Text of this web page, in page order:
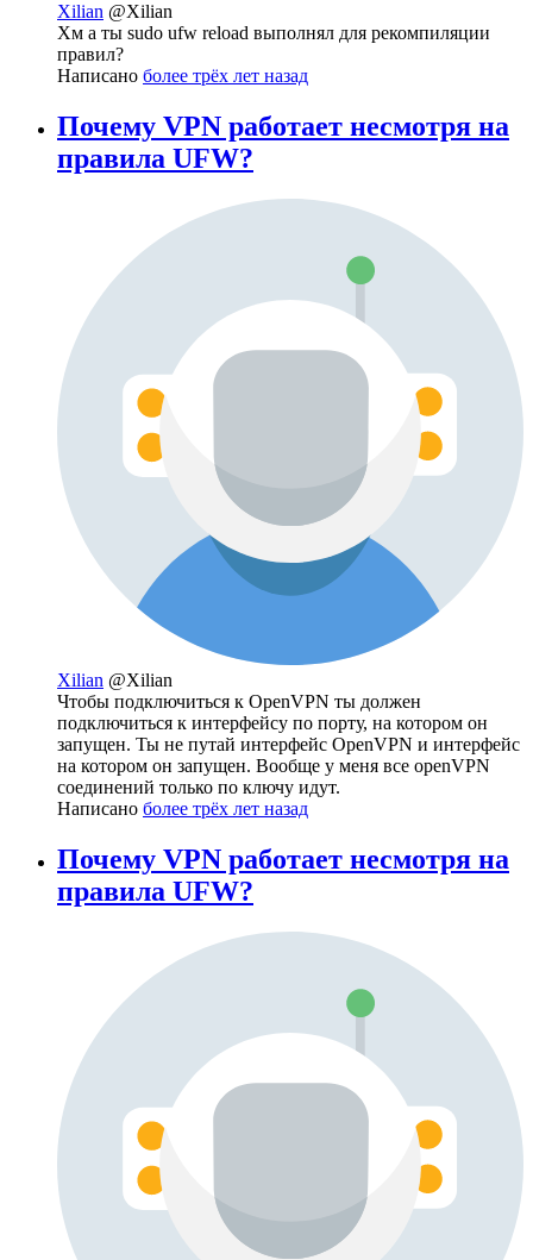
Xilian @Xilian
Хм а ты sudo ufw reload выполнял для рекомпиляции
правил?
Написано более трёх лет назад
Почему VPN работает несмотря на
правила UFW?
Xilian @Xilian
Чтобы подключиться к OpenVPN ты должен
подключиться к интерфейсу по порту, на котором он
запущен. Ты не путай интерфейс OpenVPN и интерфейс
на котором он запущен. Вообще у меня все openVPN
соединений только по ключу идут.
Написано более трёх лет назад
Почему VPN работает несмотря на
правила UFW?